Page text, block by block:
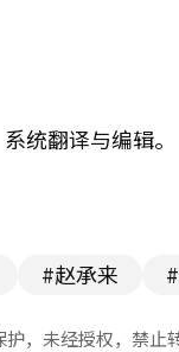
统翻译与编辑。
#赵承来
，未经授权，禁止